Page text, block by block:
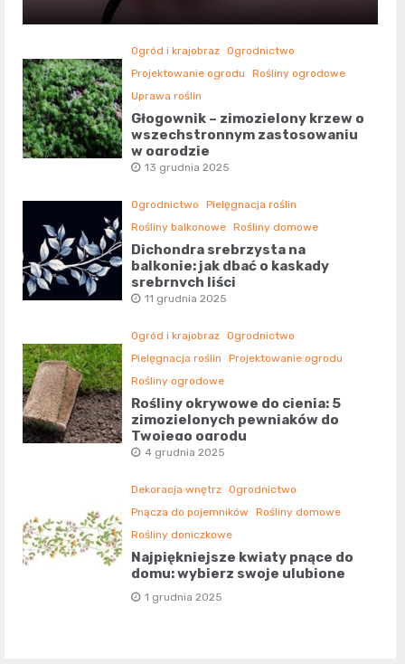
Ogród i krajobraz Ogrodnictwo
Projektowanie ogrodu
Rośliny ogrodowe
Uprawa roślin
Głogownik – zimozielony krzew o
wszechstronnym zastosowaniu
w ogrodzie
13 grudnia 2025
Ogrodnictwo
Pielęgnacja roślin
Rośliny balkonowe Rośliny domowe
Dichondra srebrzysta na
balkonie: jak dbać o kaskady
srebrnych liści
11 grudnia 2025
Ogród i krajobraz Ogrodnictwo
Pielęgnacja roślin
Projektowanie ogrodu
Rośliny ogrodowe
Rośliny okrywowe do cienia: 5
zimozielonych pewniaków do
Twojego ogrodu
4 grudnia 2025
Dekoracja wnętrz Ogrodnictwo
Pnącza do pojemników
Rośliny domowe
Rośliny doniczkowe
Najpiękniejsze kwiaty pnące do
domu: wybierz swoje ulubione
1 grudnia 2025